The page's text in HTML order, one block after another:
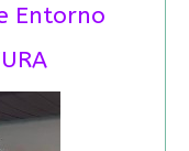
Entorno